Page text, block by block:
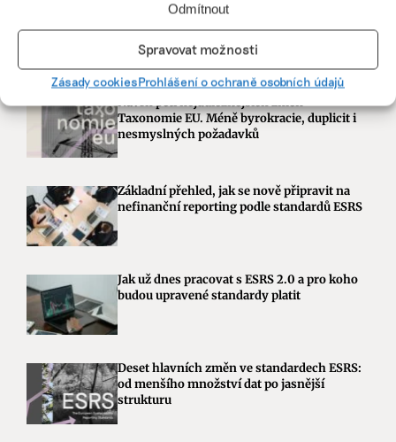
Odmítnout
Spravovat možnosti
Zásady cookiesProhlášení o ochraně osobních údajů
Návrh pěti nejdůležitějších změn
Taxonomie EU. Méně byrokracie, duplicit i
nesmyslných požadavků
Základní přehled, jak se nově připravit na
nefinanční reporting podle standardů ESRS
Jak už dnes pracovat s ESRS 2.0 a pro koho
budou upravené standardy platit
Deset hlavních změn ve standardech ESRS:
od menšího množství dat po jasnější
strukturu